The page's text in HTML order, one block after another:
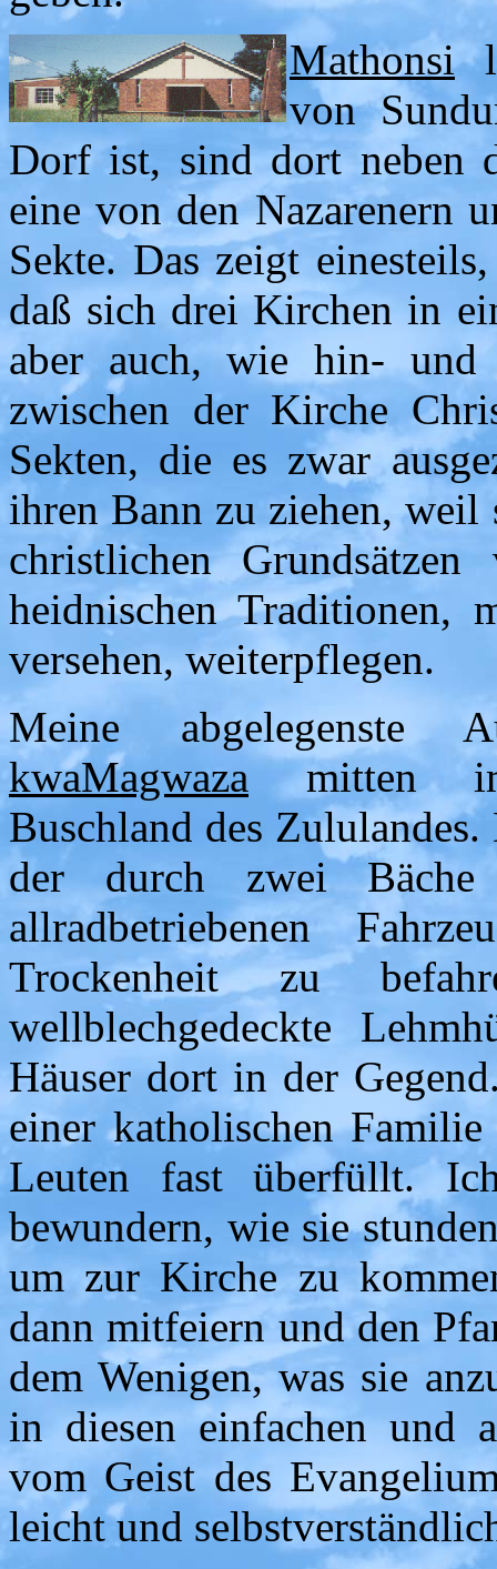
Mathonsi
von
Dorf ist, sind dort neben
eine von den Nazarenern
Sekte. Das zeigt
daß sich drei Kirchen in
aber auch, wie hin- und
zwischen der Kirche
Sekten, die es zwar
ihren Bann zu ziehen,
christlichen
heidnischen Traditionen,
versehen, weiterpflegen.
Meine abgelegenste
kwaMagwaza mitten
Buschland des
der durch zwei
allradbetriebenen
Trockenheit zu
wellblechgedeckte
Häuser dort in der
einer katholischen
Leuten fast überfüllt.
bewundern, wie sie
um zur Kirche zu
dann mitfeiern und den
dem Wenigen, was sie
in diesen einfachen und
vom Geist des
leicht und